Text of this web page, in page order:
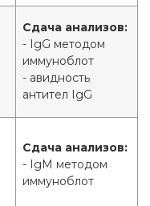
Сдача анализов:
- IgG методом
иммуноблот
- авидность
антител IgG
Сдача анализов:
- IgM методом
иммуноблот